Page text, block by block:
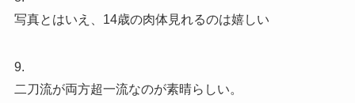
写真とはいえ、14歳の肉体見れるのは嬉しい
9.
二刀流が両方超一流なのが素晴らしい。